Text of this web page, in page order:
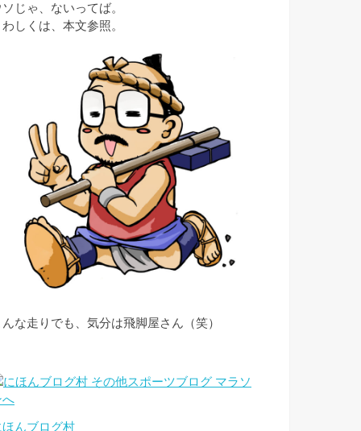
じゃ、ないってば。
しくは、本文参照。
んな走りでも、気分は飛脚屋さん（笑）
ほんブログ村